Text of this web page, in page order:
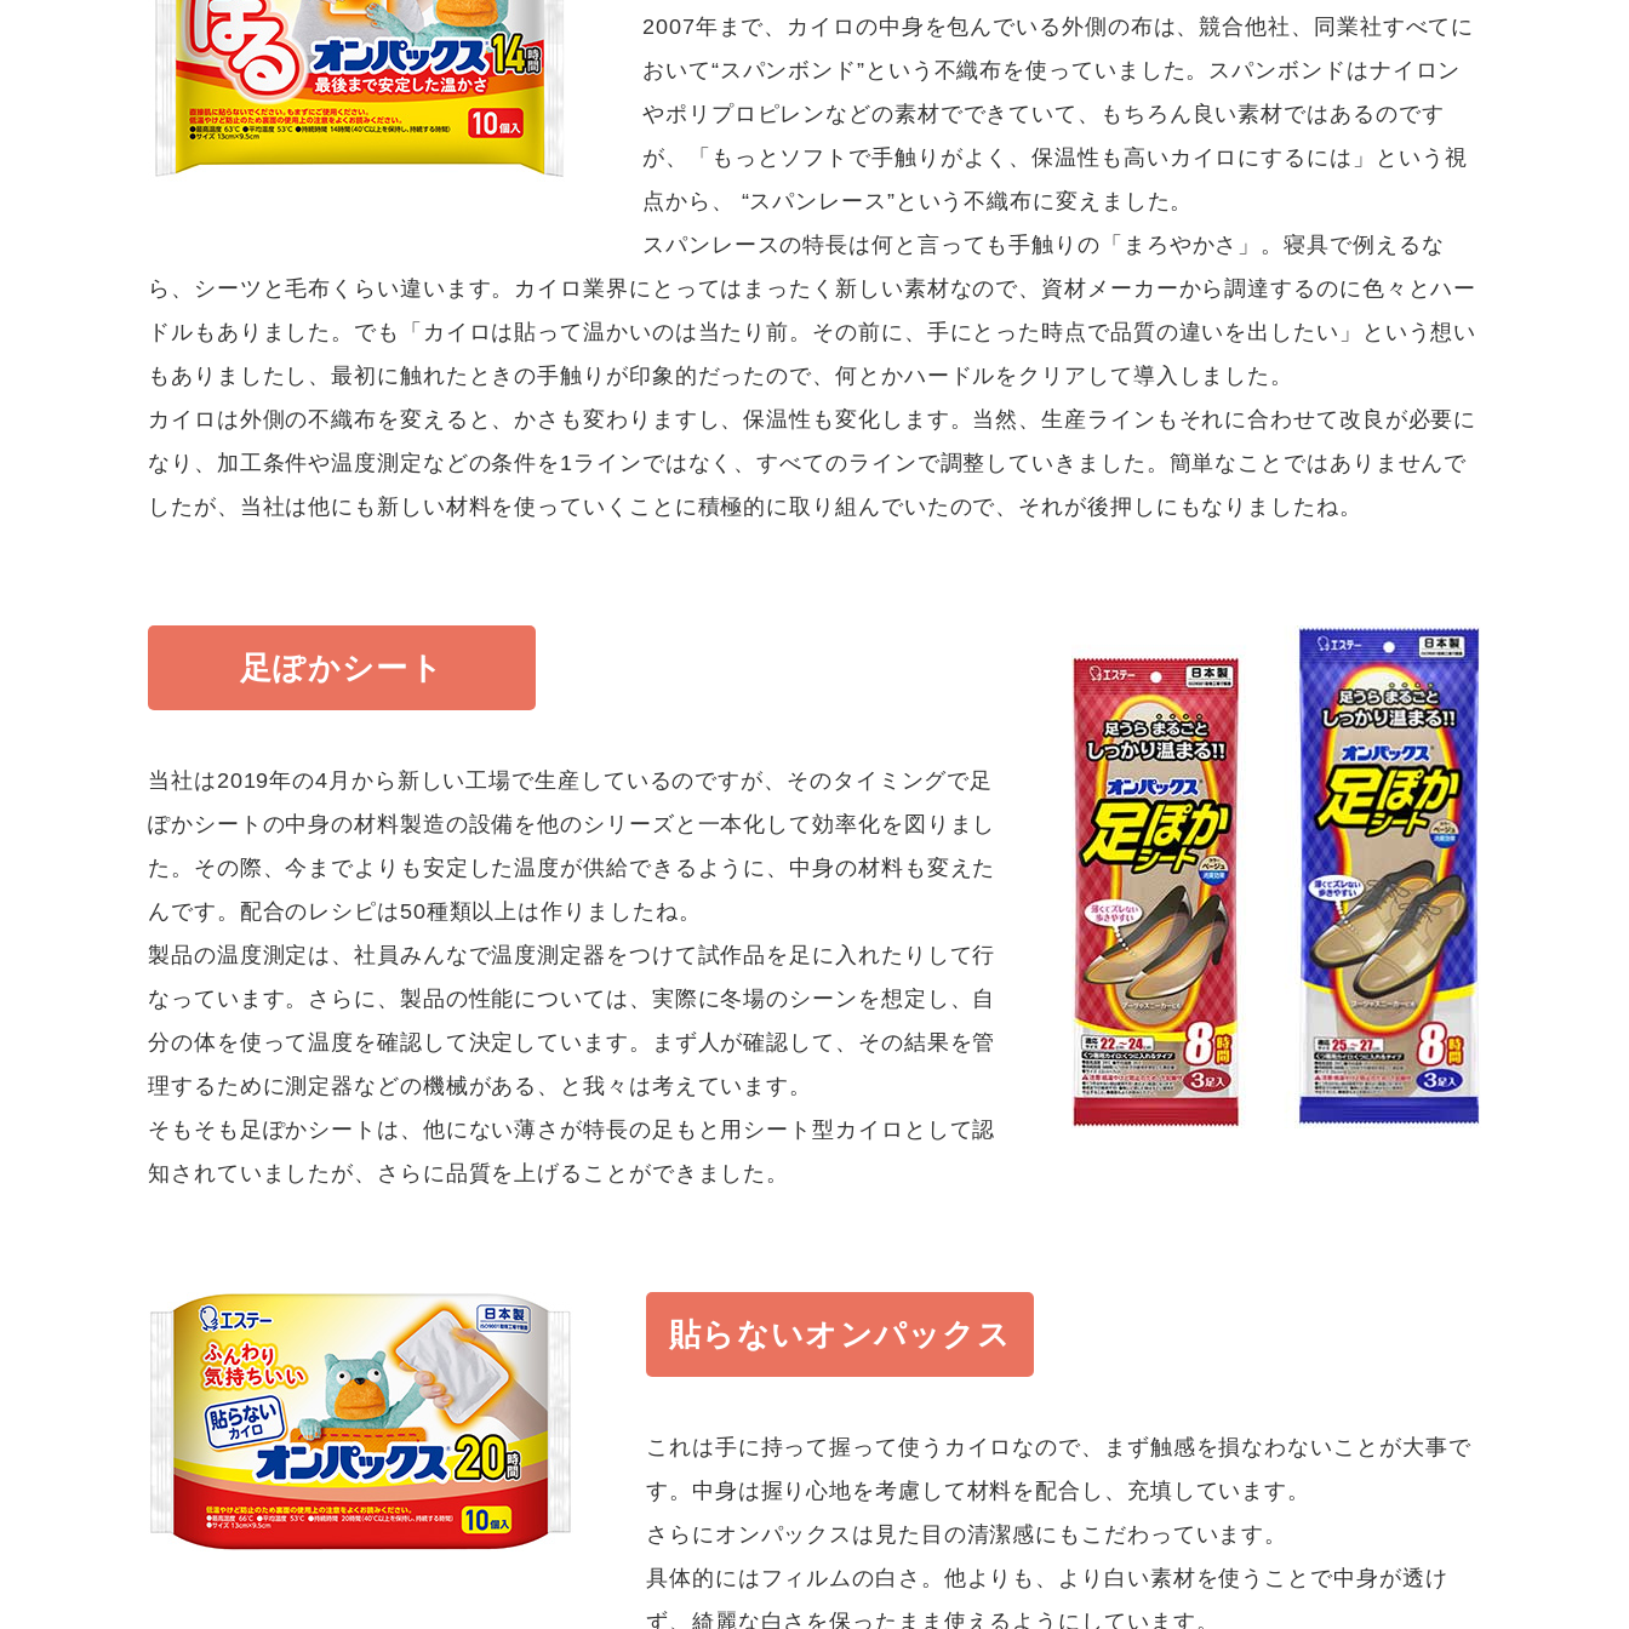
2007年まで、カイロの中身を包んでいる外側の布は、競合他社、同業社すべてに
おいて“スパンボンド”という不織布を使っていました。スパンボンドはナイロン
やポリプロピレンなどの素材でできていて、もちろん良い素材ではあるのです
が、「もっとソフトで手触りがよく、保温性も高いカイロにするには」という視
点から、 “スパンレース”という不織布に変えました。
スパンレースの特長は何と言っても手触りの「まろやかさ」。寝具で例えるな
ら、シーツと毛布くらい違います。カイロ業界にとってはまったく新しい素材なので、資材メーカーから調達するのに色々とハー
ドルもありました。でも「カイロは貼って温かいのは当たり前。その前に、手にとった時点で品質の違いを出したい」という想い
もありましたし、最初に触れたときの手触りが印象的だったので、何とかハードルをクリアして導入しました。
カイロは外側の不織布を変えると、かさも変わりますし、保温性も変化します。当然、生産ラインもそれに合わせて改良が必要に
なり、加工条件や温度測定などの条件を1ラインではなく、すべてのラインで調整していきました。簡単なことではありませんで
したが、当社は他にも新しい材料を使っていくことに積極的に取り組んでいたので、それが後押しにもなりましたね。
足ぽかシート
当社は2019年の4月から新しい工場で生産しているのですが、そのタイミングで足
ぽかシートの中身の材料製造の設備を他のシリーズと一本化して効率化を図りまし
た。その際、今までよりも安定した温度が供給できるように、中身の材料も変えた
んです。配合のレシピは50種類以上は作りましたね。
製品の温度測定は、社員みんなで温度測定器をつけて試作品を足に入れたりして行
なっています。さらに、製品の性能については、実際に冬場のシーンを想定し、自
分の体を使って温度を確認して決定しています。まず人が確認して、その結果を管
理するために測定器などの機械がある、と我々は考えています。
そもそも足ぽかシートは、他にない薄さが特長の足もと用シート型カイロとして認
知されていましたが、さらに品質を上げることができました。
貼らないオンパックス
これは手に持って握って使うカイロなので、まず触感を損なわないことが大事で
す。中身は握り心地を考慮して材料を配合し、充填しています。
さらにオンパックスは見た目の清潔感にもこだわっています。
具体的にはフィルムの白さ。他よりも、より白い素材を使うことで中身が透け
ず、綺麗な白さを保ったまま使えるようにしています。